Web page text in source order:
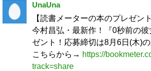
UnaUna
【読書メーターの本のプレゼン
今村昌弘・最新作！『0秒前の
ゼント！応募締切は8月6日(木)
こちらから→ https://
track=share